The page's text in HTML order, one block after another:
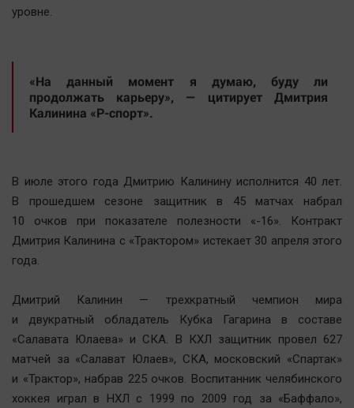
Экономика
Культура
Курилка
Спорт
Технологии
Отраслевые темы
Автомобили
XX век: криминальные уроки
Медиаграмотность
Медицина
уровне.
«На данный момент я думаю, буду ли
продолжать карьеру», — цитирует Дмитрия
Калинина «Р-спорт».
В июле этого года Дмитрию Калинину исполнится 40 лет.
В прошедшем сезоне защитник в 45 матчах набрал
10 очков при показателе полезности «-16». Контракт
Дмитрия Калинина с «Трактором» истекает 30 апреля этого
года.
Дмитрий Калинин — трехкратный чемпион мира
и двукратный обладатель Кубка Гагарина в составе
«Салавата Юлаева» и СКА. В КХЛ защитник провел 627
матчей за «Салават Юлаев», СКА, московский «Спартак»
и «Трактор», набрав 225 очков. Воспитанник челябинского
хоккея играл в НХЛ с 1999 по 2009 год за «Баффало»,